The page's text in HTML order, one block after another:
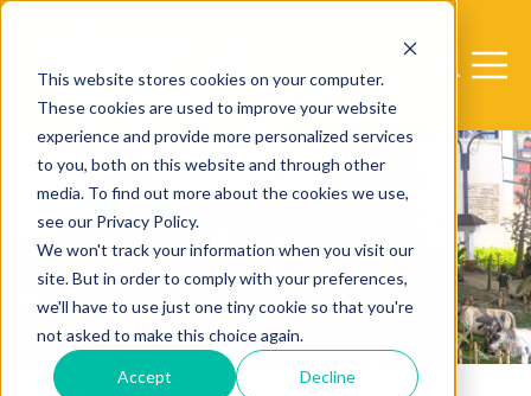
This website stores cookies on your computer.
These cookies are used to improve your website
experience and provide more personalized services
to you, both on this website and through other
media. To find out more about the cookies we use,
see our Privacy Policy.
We won't track your information when you visit our
site. But in order to comply with your preferences,
we'll have to use just one tiny cookie so that you're
not asked to make this choice again.
Accept Decline
Open
Open